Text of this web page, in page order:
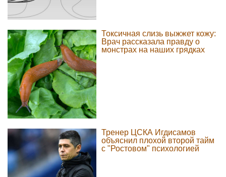
Токсичная слизь выжжет кожу:
Врач рассказала правду о
монстрах на наших грядках
Тренер ЦСКА Игдисамов
объяснил плохой второй тайм
с "Ростовом" психологией